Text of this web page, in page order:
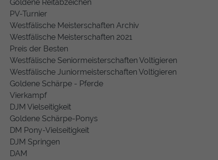
Goldene Reitabzeichen
PV-Turnier
Westfälische Meisterschaften Archiv
Westfälische Meisterschaften 2021
Preis der Besten
Westfälische Seniormeisterschaften Voltigieren
Westfälische Juniormeisterschaften Voltigieren
Goldene Schärpe - Pferde
Vierkampf
DJM Vielseitigkeit
Goldene Schärpe-Ponys
DM Pony-Vielseitigkeit
DJM Springen
DAM